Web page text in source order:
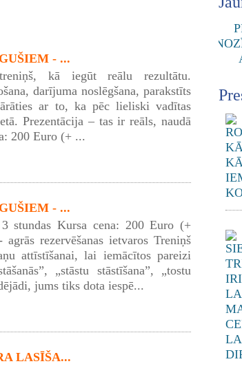
- ...
kā iegūt reālu rezultātu.
darījuma noslēgšana, parakstīts
ar to, ka pēc lieliski vadītas
Prezentācija – tas ir reāls, naudā
200 Euro (+ ...
- ...
stundas Kursa cena: 200 Euro (+
rezervēšanas ietvaros Treniņš
attīstīšanai, lai iemācītos pareizi
„stāstu stāstīšana”, „tostu
jums tiks dota iespē...
LASĪŠA...